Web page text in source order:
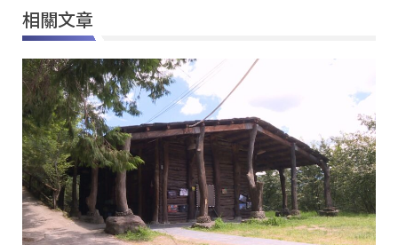
相關文章